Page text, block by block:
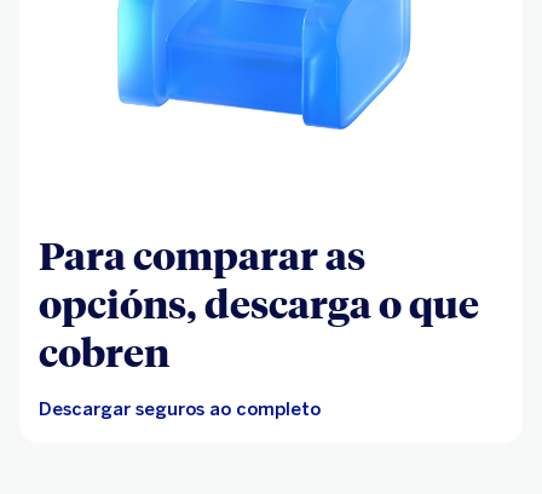
Para comparar as
opcións, descarga o que
cobren
Descargar seguros ao completo